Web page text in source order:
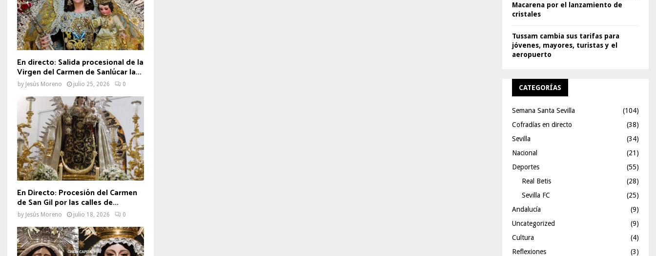
En directo: Salida procesional de la
Virgen del Carmen de Sanlúcar la...
by Jesús Moreno julio 25, 2026 0
En Directo: Procesión del Carmen
de San Gil por las calles de...
by Jesús Moreno julio 18, 2026 0
Macarena por el lanzamiento de
cristales
Tussam cambia sus tarifas para
jóvenes, mayores, turistas y el
aeropuerto
CATEGORÍAS
Semana Santa Sevilla
(104)
Cofradías en directo
(38)
Sevilla
(34)
Nacional
(21)
Deportes
(55)
Real Betis
(28)
Sevilla FC
(25)
Andalucía
(9)
Uncategorized
(9)
Cultura
(4)
Reflexiones
(3)